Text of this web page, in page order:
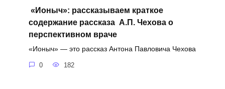
«Ионыч»: рассказываем краткое
содержание рассказа А.П. Чехова о
перспективном враче
«Ионыч» — это рассказ Антона Павловича Чехова
0 182